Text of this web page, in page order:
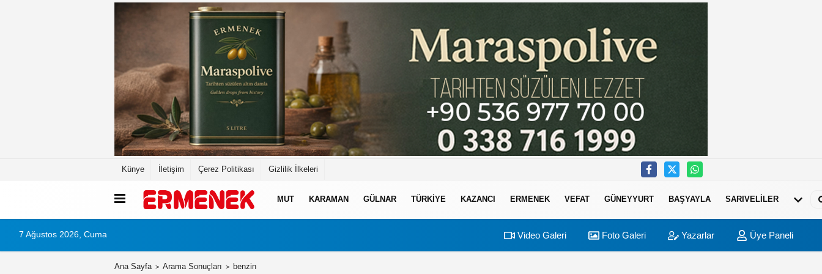
Künye İletişim Çerez Politikası Gizlilik İlkeleri
MUT KARAMAN GÜLNAR TÜRKIYE KAZANCI ERMENEK VEFAT GÜNEYYURT BAŞYAYLA SARIVELİLER
7 Ağustos 2026, Cuma Video Galeri Foto Galeri Yazarlar Üye Paneli
Ana Sayfa Arama Sonuçları benzin